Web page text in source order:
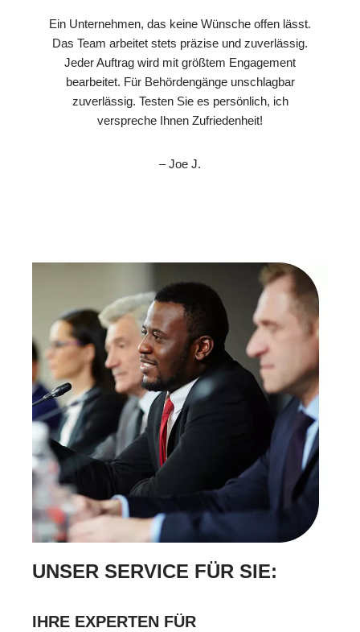
Ein Unternehmen, das keine Wünsche offen lässt.
Das Team arbeitet stets präzise und zuverlässig.
Jeder Auftrag wird mit größtem Engagement
bearbeitet. Für Behördengänge unschlagbar
zuverlässig. Testen Sie es persönlich, ich
verspreche Ihnen Zufriedenheit!
– Joe J.
UNSER SERVICE FÜR SIE:
IHRE EXPERTEN FÜR